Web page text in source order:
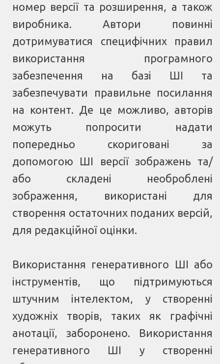
номер версії та розширення, а також
виробника. Автори повинні
дотримуватися специфічних правил
використання програмного
забезпечення на базі ШІ та
забезпечувати правильне посилання
на контент. Де це можливо, авторів
можуть попросити надати
попередньо скориговані за
допомогою ШІ версії зображень та/
або складені необроблені
зображення, використані для
створення остаточних поданих версій,
для редакційної оцінки.
Використання генеративного ШІ або
інструментів, що підтримуються
штучним інтелектом, у створенні
художніх творів, таких як графічні
анотації, заборонено. Використання
генеративного ШІ у створенні